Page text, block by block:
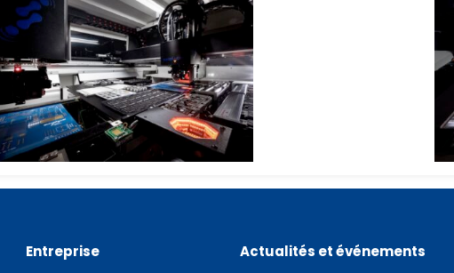
Entreprise Actualités et événements